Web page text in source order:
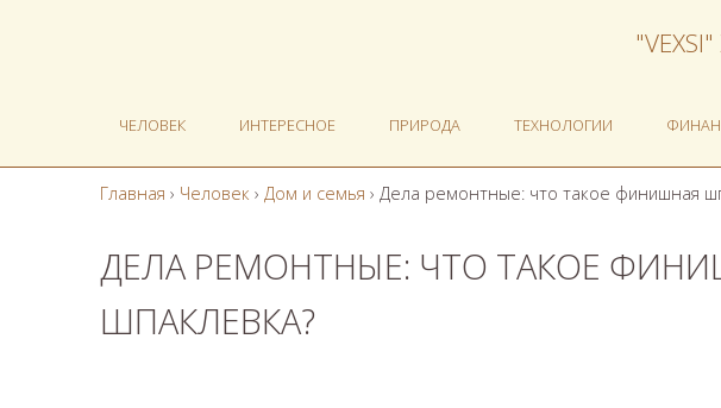
ЧЕЛОВЕК ИНТЕРЕСНОЕ ПРИРОДА ТЕХНОЛОГИИ
Главная › Человек › Дом и семья › Дела ремонтные: что такое финишная
ДЕЛА РЕМОНТНЫЕ: ЧТО ТАКОЕ
ШПАКЛЕВКА?